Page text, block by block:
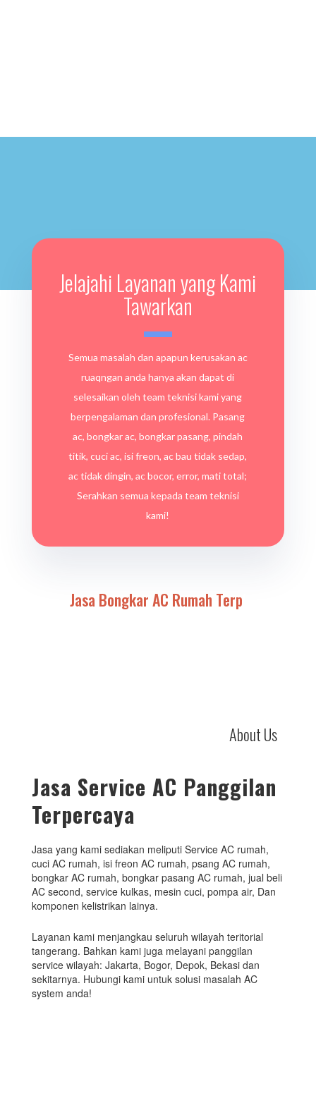
Jelajahi Layanan yang Kami
Tawarkan
Semua masalah dan apapun kerusakan ac
ruaqngan anda hanya akan dapat di
selesaikan oleh team teknisi kami yang
berpengalaman dan profesional. Pasang
ac, bongkar ac, bongkar pasang, pindah
titik, cuci ac, isi freon, ac bau tidak sedap,
ac tidak dingin, ac bocor, error, mati total;
Serahkan semua kepada team teknisi
kami!
Jasa Bongkar ACRumah Terpercaya
About Us
Jasa Service AC Panggilan
Terpercaya
Jasa yang kami sediakan meliputi Service AC rumah,
cuci AC rumah, isi freon AC rumah, psang AC rumah,
bongkar AC rumah, bongkar pasang AC rumah, jual beli
AC second, service kulkas, mesin cuci, pompa air, Dan
komponen kelistrikan lainya.
Layanan kami menjangkau seluruh wilayah teritorial
tangerang. Bahkan kami juga melayani panggilan
service wilayah: Jakarta, Bogor, Depok, Bekasi dan
sekitarnya. Hubungi kami untuk solusi masalah AC
system anda!